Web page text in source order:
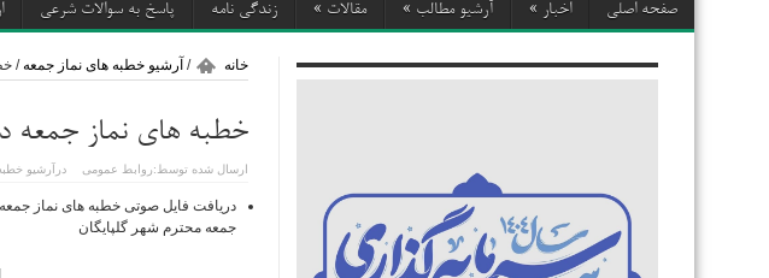
صفحه اصلی اخبار » آرشیو مطالب » مقالات » زندگی نامه پاسخ به سوالات شرعی
خانه / آرشیو خطبه های نماز جمعه/
خطبه های نماز جمعه در تاریخ
ارسال شده توسط:روابط عمومی در آرشیو
دریافت فایل صوتی خطبه های نماز جمعه این هفته به
جمعه محترم شهر گلپایگان